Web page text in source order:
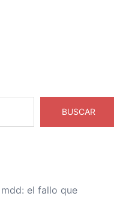
BUSCAR
el fallo que